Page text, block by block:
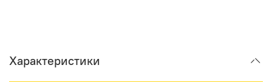
Характеристики